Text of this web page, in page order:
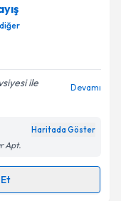
takvimi talebi
almanız için bir
Aydınlatma
belirtilen
diğer
ile
Devamı
Haritada Göster
Apt.